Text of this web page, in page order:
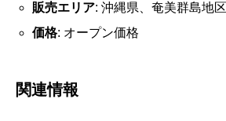
販売エリア: 沖縄県、奄美群島地
価格: オープン価格
関連情報